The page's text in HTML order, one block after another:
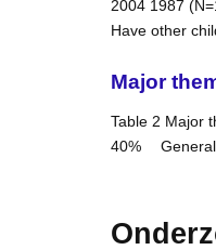
2004 1987
Have other
Major
Table 2 Major
40% General